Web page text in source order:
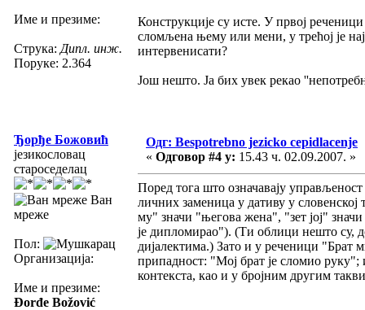
Име и презиме:
Струка: Дипл. инж.
Поруке: 2.364
Конструкције су исте. У првој реченици
сломљена њему или мени, у трећој је
интервенисати?
Још нешто. Ја бих увек рекао
Ђорђе Божовић
језикословац
староседелац
Ван
мреже
Пол:
Организација:
Име и презиме:
Đorđe Božović
Одг: Bespotrebno jezicko cepidlacenje
« Одговор #4 у: 15.43 ч. 02.09.2007. »
Поред тога што означавају
личних заменица у дативу у
му" значи "његова жена", "зет јој"
је дипломирао"). (Ти облици нешто су,
дијалектима.) Зато и у реченици "Брат
припадност: "Мој брат је сломио руку";
контекста, као и у бројним другим